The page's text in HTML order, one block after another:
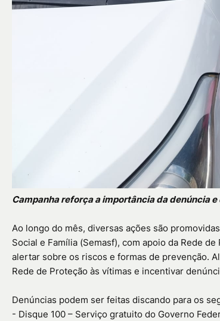
Campanha reforça a importância da denúncia
Ao longo do mês, diversas ações são
Social e Família (Semasf), com apoio da Rede
alertar sobre os riscos e formas de prevenção.
Rede de Proteção às vítimas e incentivar
Denúncias podem ser feitas discando para os
- Disque 100 – Serviço gratuito do Governo